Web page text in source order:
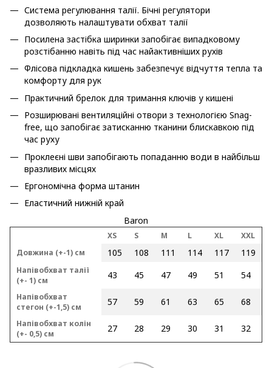
Система регулювання талії. Бічні регулятори
дозволяють налаштувати обхват талії
Посилена застібка ширинки запобігає випадковому
розстібанню навіть під час найактивніших рухів
Флісова підкладка кишень забезпечує відчуття тепла та
комфорту для рук
Практичний брелок для тримання ключів у кишені
Розширювані вентиляційні отвори з технологією Snag-
free, що запобігає затисканню тканини блискавкою під
час руху
Проклеєні шви запобігають попаданню води в найбільш
вразливих місцях
Ергономічна форма штанин
Еластичний нижній край
Baron
XS S M L XL
XXL
Довжина (+-1) см
105 108 111 114 117 119
Напівобхват талії
(+- 1) см
43 45 47 49 51 54
Напівобхват
стегон (+-1,5) см
57 59 61 63 65 68
Напівобхват колін
(+- 0,5) см
27 28 29 30 31 32